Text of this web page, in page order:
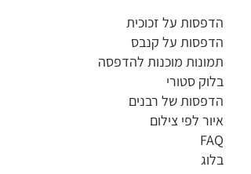
הדפסות על זכוכית
הדפסות על קנבס
תמונות מוכנות להדפסה
בלוק סטורי
הדפסות של רבנים
איור לפי צילום
FAQ
בלוג